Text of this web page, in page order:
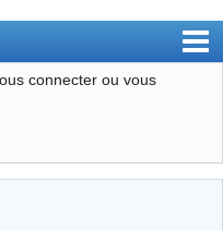
connecter ou vous